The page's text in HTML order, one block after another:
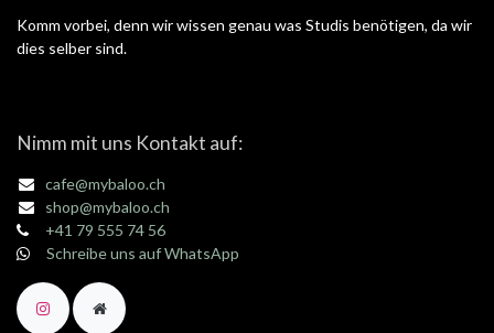
Komm vorbei, denn wir wissen genau was Studis benötigen, da wir
dies selber sind.
Nimm mit uns Kontakt auf:
cafe@mybaloo.ch
shop@mybaloo.ch
+41 79 555 74 56
Schreibe uns auf WhatsApp